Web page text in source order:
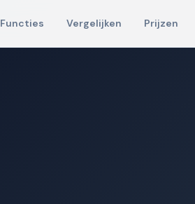
Functies Vergelijken Prijzen